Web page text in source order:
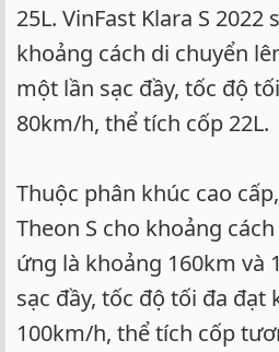
25L. VinFast Klara S 2022
khoảng cách di chuyển
một lần sạc đầy, tốc độ
80km/h, thể tích cốp 22L.
Thuộc phân khúc cao
Theon S cho khoảng
ứng là khoảng 160km và
sạc đầy, tốc độ tối đa đạt
100km/h, thể tích cốp